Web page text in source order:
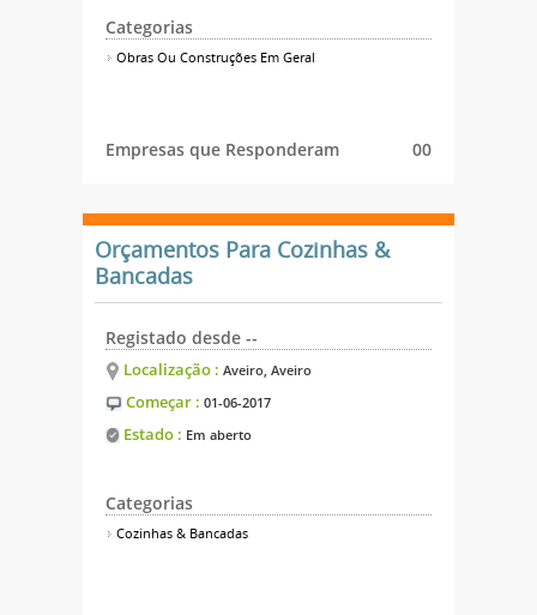
Categorias
Obras Ou Construções Em Geral
Empresas que Responderam 00
Orçamentos Para Cozinhas &
Bancadas
Registado desde --
Localização : Aveiro, Aveiro
Começar : 01-06-2017
Estado : Em aberto
Categorias
Cozinhas & Bancadas